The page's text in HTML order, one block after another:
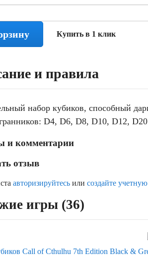
Купить в 1 клик
и правила
набор кубиков, способный
D4, D6, D8, D10, D12,
и комментарии
отзыв
авторизируйтесь или создайте
игры (36)
Call of Cthulhu 7th Edition Black &